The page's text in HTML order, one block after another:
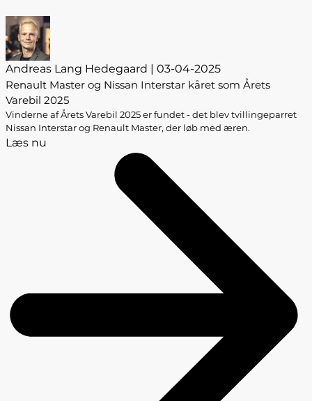
Andreas Lang Hedegaard | 03-04-2025
Renault Master og Nissan Interstar kåret som Årets
Varebil 2025
Vinderne af Årets Varebil 2025 er fundet - det blev tvillingeparret
Nissan Interstar og Renault Master, der løb med æren.
Læs nu